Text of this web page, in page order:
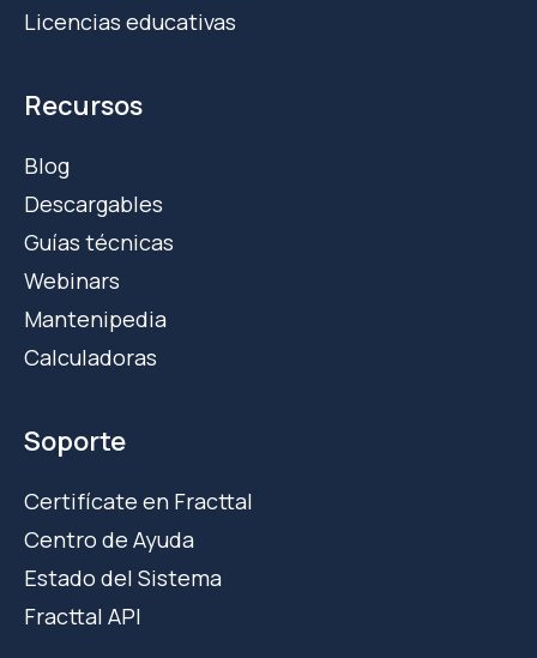
Licencias educativas
Recursos
Blog
Descargables
Guías técnicas
Webinars
Mantenipedia
Calculadoras
Soporte
Certifícate en Fracttal
Centro de Ayuda
Estado del Sistema
Fracttal API